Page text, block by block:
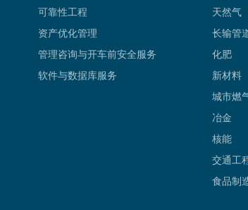
可靠性工程
资产优化管理
管理咨询与开车前安全服务
软件与数据库服务
天然气
长输管
化肥
新材料
城市燃
冶金
核能
交通工
食品制